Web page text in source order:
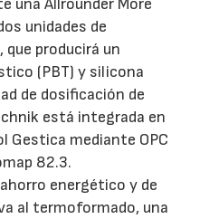
una Allrounder More
unidades de
producirá un
(PBT) y silicona
de dosificación de
está integrada en
Gestica mediante OPC
82.3.
energético y de
al termoformado, una